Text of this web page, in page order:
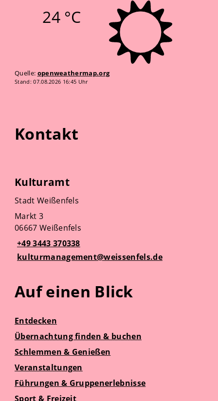
24 °C
Quelle: openweathermap.org
Stand: 07.08.2026 16:45 Uhr
Kontakt
Kulturamt
Stadt Weißenfels
Markt 3
06667 Weißenfels
+49 3443 370338
kulturmanagement@weissenfels.de
Auf einen Blick
Entdecken
Übernachtung finden & buchen
Schlemmen & Genießen
Veranstaltungen
Führungen & Gruppenerlebnisse
Sport & Freizeit